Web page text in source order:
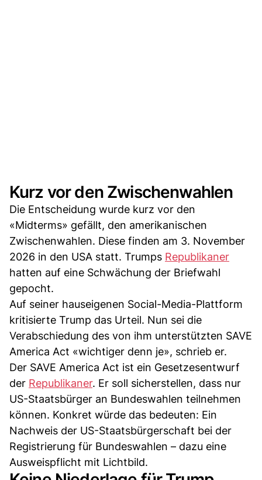
Kurz vor den Zwischenwahlen
Die Entscheidung wurde kurz vor den
«Midterms» gefällt, den amerikanischen
Zwischenwahlen. Diese finden am 3. November
2026 in den USA statt. Trumps Republikaner
hatten auf eine Schwächung der Briefwahl
gepocht.
Auf seiner hauseigenen Social-Media-Plattform
kritisierte Trump das Urteil. Nun sei die
Verabschiedung des von ihm unterstützten SAVE
America Act «wichtiger denn je», schrieb er.
Der SAVE America Act ist ein Gesetzesentwurf
der Republikaner. Er soll sicherstellen, dass nur
US-Staatsbürger an Bundeswahlen teilnehmen
können. Konkret würde das bedeuten: Ein
Nachweis der US-Staatsbürgerschaft bei der
Registrierung für Bundeswahlen – dazu eine
Ausweispflicht mit Lichtbild.